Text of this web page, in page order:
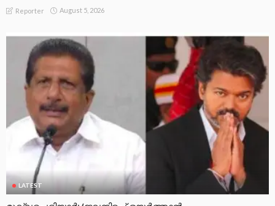
Reporter August 5, 2026
LATEST